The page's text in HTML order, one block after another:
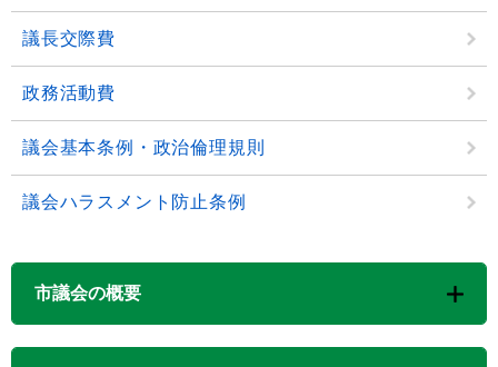
議長交際費
政務活動費
議会基本条例・政治倫理規則
議会ハラスメント防止条例
市議会の概要